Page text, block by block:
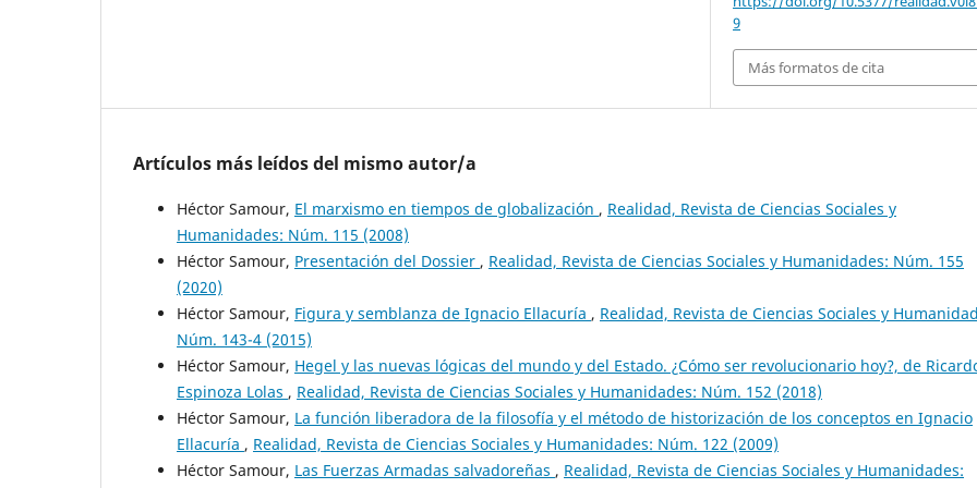
9
Más formatos de cita
Artículos más leídos del mismo autor/a
Héctor Samour, El marxismo en tiempos de globalización , Realidad, Revista de Ciencias Sociales y
Humanidades: Núm. 115 (2008)
Héctor Samour, Presentación del Dossier , Realidad, Revista de Ciencias Sociales y Humanidades: Núm. 155
(2020)
Héctor Samour, Figura y semblanza de Ignacio Ellacuría , Realidad, Revista de Ciencias Sociales y
Núm. 143-4 (2015)
Héctor Samour, Hegel y las nuevas lógicas del mundo y del Estado. ¿Cómo ser revolucionario hoy?, de
Espinoza Lolas , Realidad, Revista de Ciencias Sociales y Humanidades: Núm. 152 (2018)
Héctor Samour, La función liberadora de la filosofía y el método de historización de los conceptos en Ignacio
Ellacuría , Realidad, Revista de Ciencias Sociales y Humanidades: Núm. 122 (2009)
Héctor Samour, Las Fuerzas Armadas salvadoreñas , Realidad, Revista de Ciencias Sociales y Humanidades: